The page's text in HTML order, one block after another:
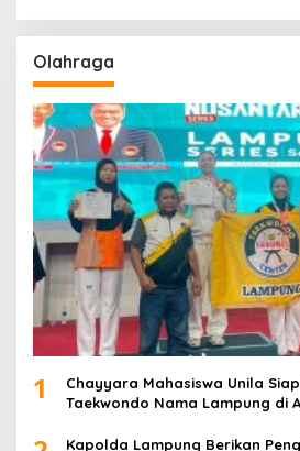
Olahraga
1
Chayyara Mahasiswa Unila
Taekwondo Nama Lampung di
Kapolda Lampung Berikan